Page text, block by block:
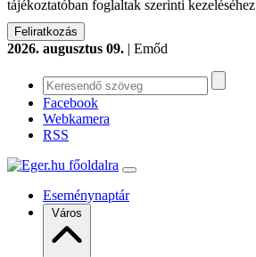
tájékoztatóban foglaltak szerinti kezeléséhez
2026. augusztus 09. | Emőd
Facebook
Webkamera
RSS
Eseménynaptár
Város